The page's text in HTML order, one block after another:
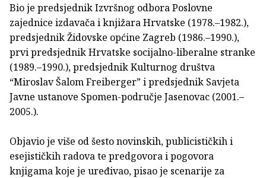
Bio je predsjednik Izvršnog odbora Poslovne
zajednice izdavača i knjižara Hrvatske (1978.–1982.),
predsjednik Židovske općine Zagreb (1986.–1990.),
prvi predsjednik Hrvatske socijalno-liberalne stranke
(1989.–1990.), predsjednik Kulturnog društva
“Miroslav Šalom Freiberger” i predsjednik Savjeta
Javne ustanove Spomen-područje Jasenovac (2001.–
2005.).
Objavio je više od šesto novinskih, publicističkih i
esejističkih radova te predgovora i pogovora
knjigama koje je uređivao, pisao je scenarije za